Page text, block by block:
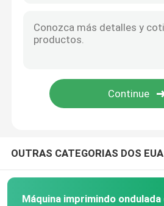
OUTRAS CATEGORIAS DOS EUA